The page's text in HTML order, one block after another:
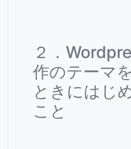
２．
作のテーマ
ときにはじ
こと